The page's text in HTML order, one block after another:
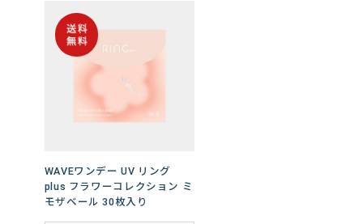
WAVEワンデー ユー プラス 32
度数を選択
WAVEワンデー UV リング
plus フラワーコレクション ミ
モザベール 30枚入り